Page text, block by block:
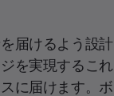
届けるよう設
を実現するこ
に届けます。